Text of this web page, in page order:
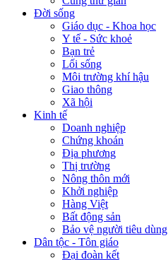
Đời sống
Giáo dục - Khoa học
Y tế - Sức khoẻ
Bạn trẻ
Lối sống
Môi trường khí hậu
Giao thông
Xã hội
Kinh tế
Doanh nghiệp
Chứng khoán
Địa phương
Thị trường
Nông thôn mới
Khởi nghiệp
Hàng Việt
Bất động sản
Bảo vệ người tiêu dùng
Dân tộc - Tôn giáo
Đại đoàn kết